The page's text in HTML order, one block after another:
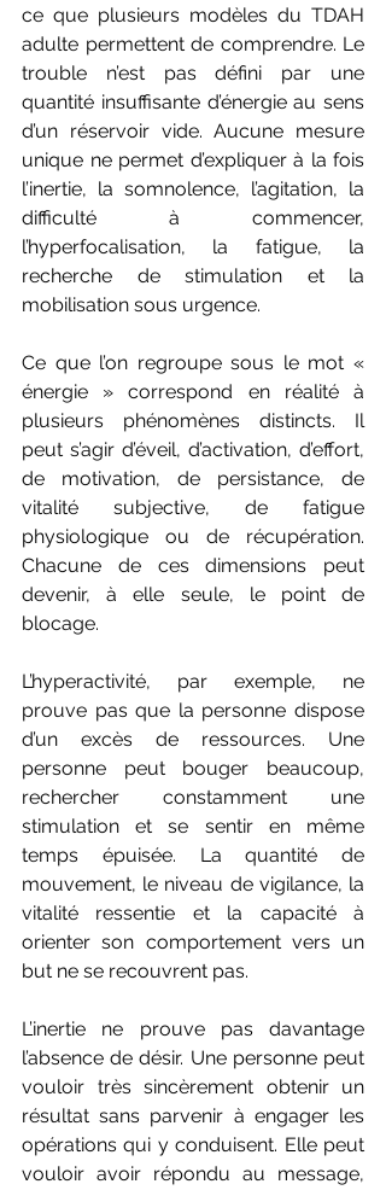
ce que plusieurs modèles du TDAH
adulte permettent de comprendre. Le
trouble n’est pas défini par une
quantité insuffisante d’énergie au sens
d’un réservoir vide. Aucune mesure
unique ne permet d’expliquer à la fois
l’inertie, la somnolence, l’agitation, la
difficulté à commencer,
l’hyperfocalisation, la fatigue, la
recherche de stimulation et la
mobilisation sous urgence.
Ce que l’on regroupe sous le mot «
énergie » correspond en réalité à
plusieurs phénomènes distincts. Il
peut s’agir d’éveil, d’activation, d’effort,
de motivation, de persistance, de
vitalité subjective, de fatigue
physiologique ou de récupération.
Chacune de ces dimensions peut
devenir, à elle seule, le point de
blocage.
L’hyperactivité, par exemple, ne
prouve pas que la personne dispose
d’un excès de ressources. Une
personne peut bouger beaucoup,
rechercher constamment une
stimulation et se sentir en même
temps épuisée. La quantité de
mouvement, le niveau de vigilance, la
vitalité ressentie et la capacité à
orienter son comportement vers un
but ne se recouvrent pas.
L’inertie ne prouve pas davantage
l’absence de désir. Une personne peut
vouloir très sincèrement obtenir un
résultat sans parvenir à engager les
opérations qui y conduisent. Elle peut
vouloir avoir répondu au message,